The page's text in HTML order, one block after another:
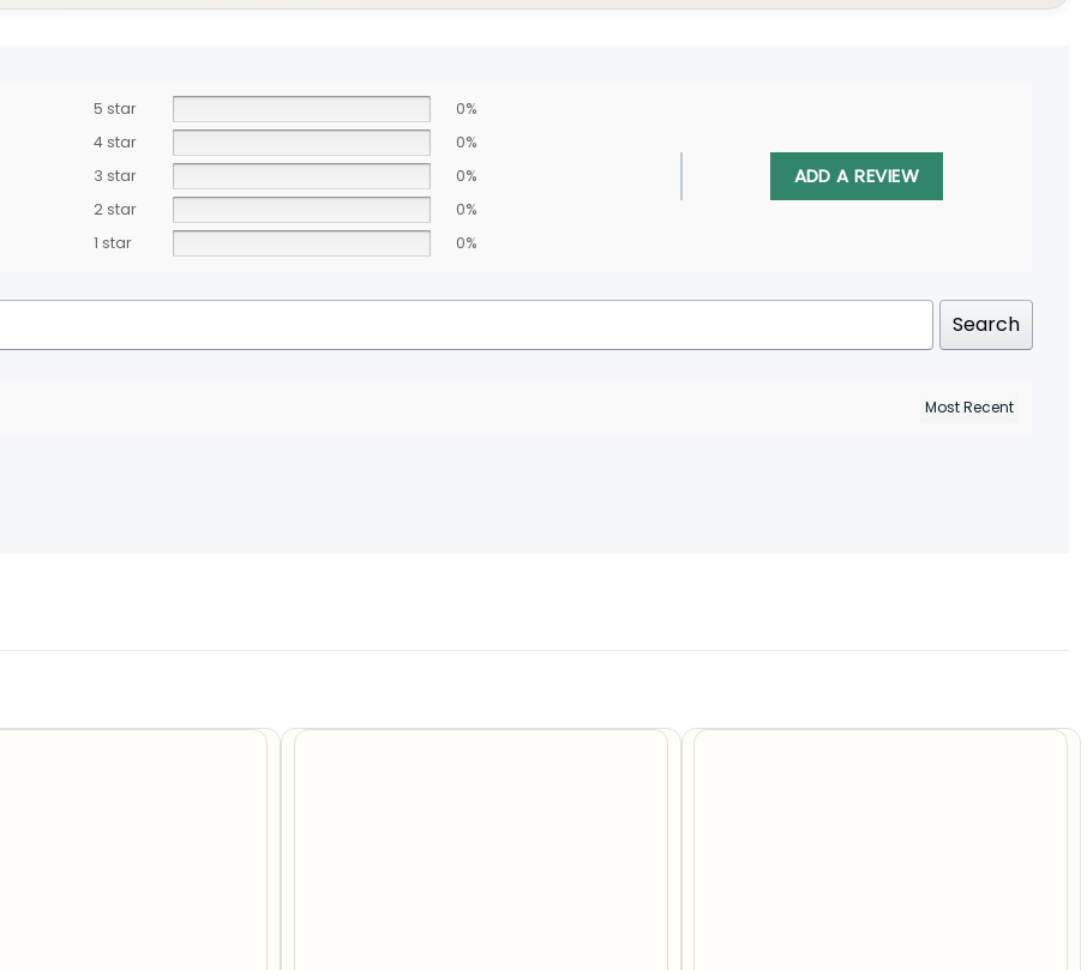
5 star
0%
4 star
0%
3 star
0%
2 star
0%
1 star
0%
ADD A REVIEW
Search